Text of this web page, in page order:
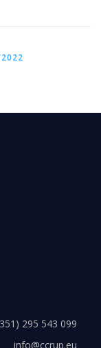
295 543 099
info@ccrup.eu